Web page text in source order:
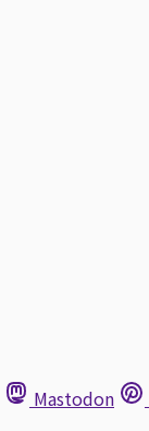
Mastodon